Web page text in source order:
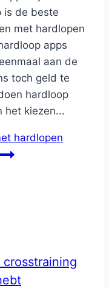
is de beste
met hardlopen
apps
aan de
toch geld te
hardloop
het kiezen...
hardlopen